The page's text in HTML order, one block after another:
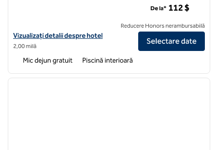
Vizualizați detaliile hotelului pentru Embassy Suites by Hilton
Vizualizați detalii despre hotel
2,00 milă
De la* 112 $
Reducere Honors nerambursabilă
Selectare date
Mic dejun gratuit Piscină interioară
1 din 12